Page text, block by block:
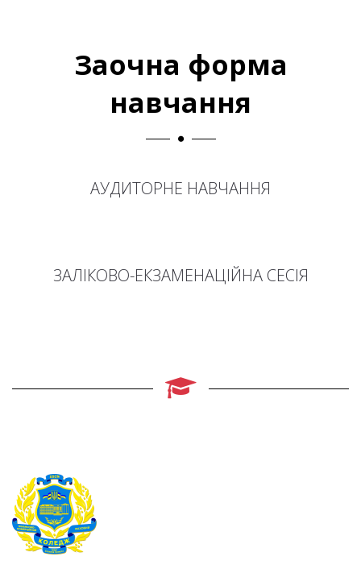
Заочна форма
навчання
АУДИТОРНЕ НАВЧАННЯ
ЗАЛІКОВО-ЕКЗАМЕНАЦІЙНА СЕСІЯ